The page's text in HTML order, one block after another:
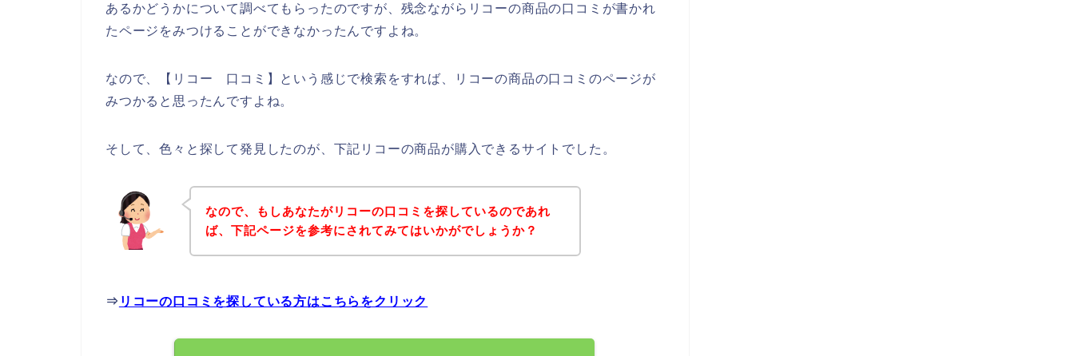
あるかどうかについて調べてもらったのですが、残念ながらリコーの商品の口コミが書かれ
たページをみつけることができなかったんですよね。
なので、【リコー 口コミ】という感じで検索をすれば、リコーの商品の口コミのページが
みつかると思ったんですよね。
そして、色々と探して発見したのが、下記リコーの商品が購入できるサイトでした。
なので、もしあなたがリコーの口コミを探しているのであれ
ば、下記ページを参考にされてみてはいかがでしょうか？
⇒ リコーの口コミを探している方はこちらをクリック